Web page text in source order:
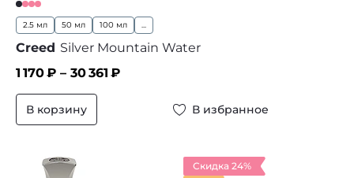
2.5 мл 50 мл 100 мл ...
Creed Silver Mountain Water
1 170₽ – 30 361 ₽
В корзину В избранное
Скидка 24%